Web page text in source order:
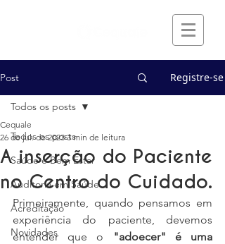
Post Registre-se
Todos os posts
Saúde e Bem Estar
Auditoria em Saúde
Acreditação
Novidades
Todos os posts
A inserção do Paciente
no Centro do Cuidado.
Cequale
26 de jul. de 2023 3 min de leitura
Primeiramente, quando pensamos em
experiência do paciente, devemos
entender que o
"adoecer" é uma